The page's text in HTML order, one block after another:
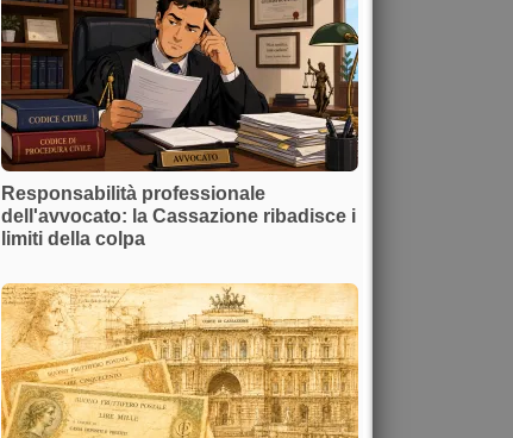
Responsabilità professionale
dell'avvocato: la Cassazione ribadisce i
limiti della colpa